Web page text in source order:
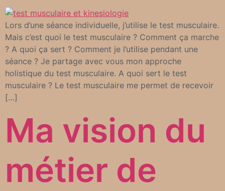
Lors d’une séance individuelle, j’utilise le test musculaire.
Mais c’est quoi le test musculaire ? Comment ça marche
? A quoi ça sert ? Comment je l’utilise pendant une
séance ? Je partage avec vous mon approche
holistique du test musculaire. A quoi sert le test
musculaire ? Le test musculaire me permet de recevoir
[…]
Ma vision du
métier de